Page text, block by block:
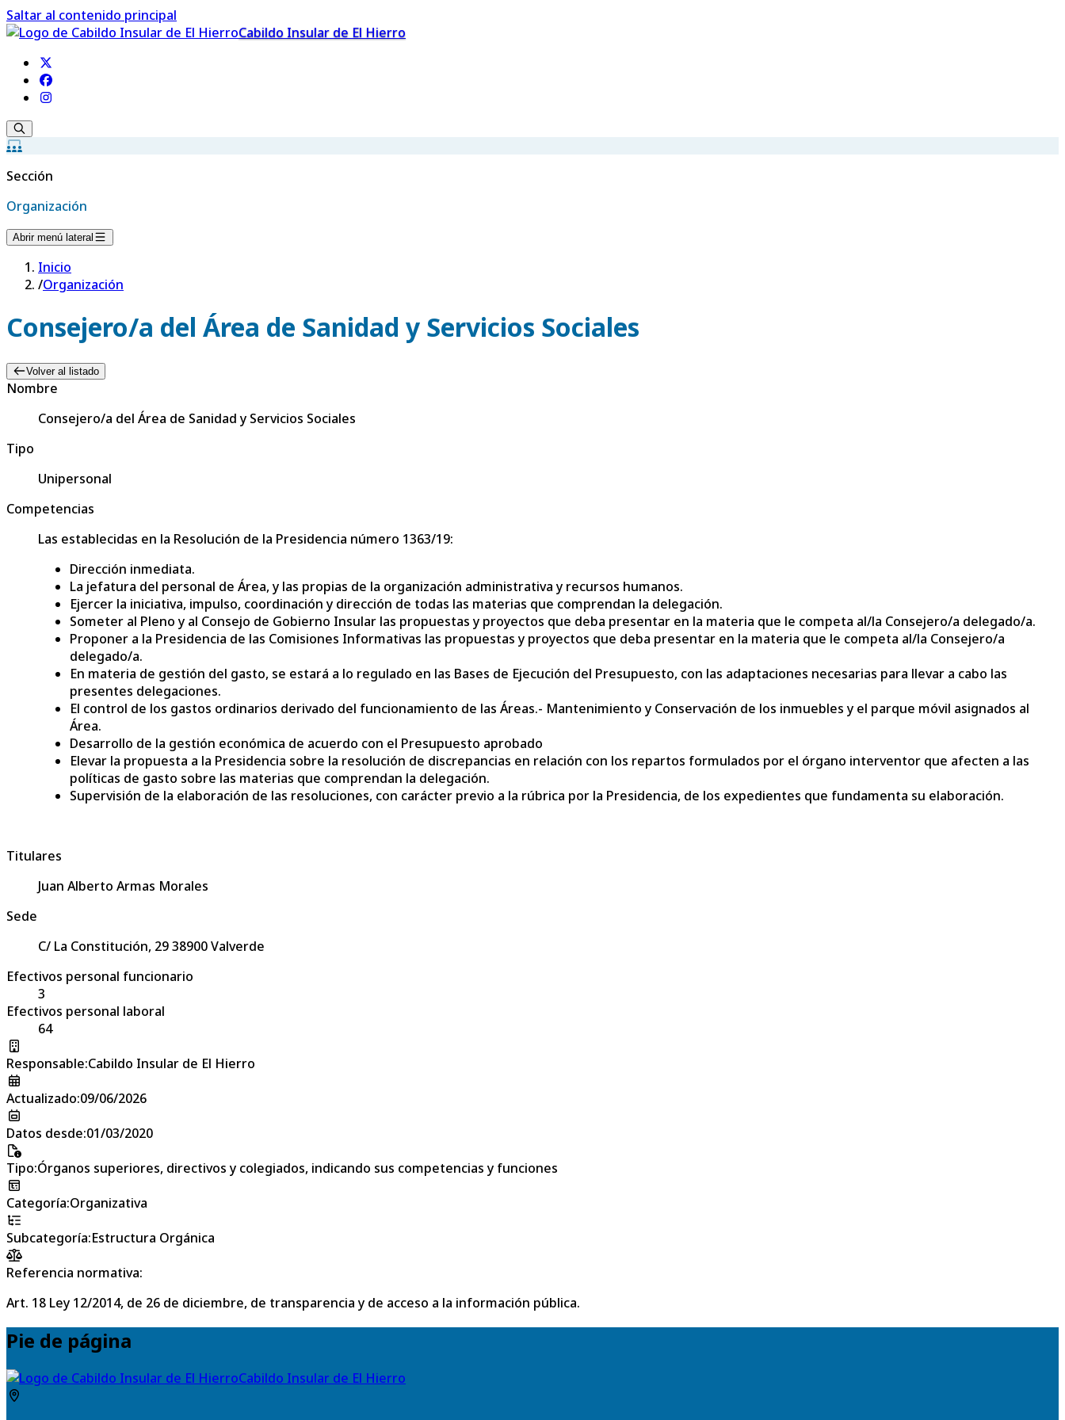
Saltar al contenido principal
Cabildo Insular de El Hierro
Sección
Organización
Abrir menú lateral
Inicio
/Organización
Consejero/a del Área de Sanidad y Servicios Sociales
Volver al listado
Nombre
Consejero/a del Área de Sanidad y Servicios Sociales
Tipo
Unipersonal
Competencias
Las establecidas en la Resolución de la Presidencia número 1363/19:
Dirección inmediata.
La jefatura del personal de Área, y las propias de la organización administrativa y recursos humanos.
Ejercer la iniciativa, impulso, coordinación y dirección de todas las materias que comprendan la delegación.
Someter al Pleno y al Consejo de Gobierno Insular las propuestas y proyectos que deba presentar en la materia que le competa al/la Consejero/a delegado/a.
Proponer a la Presidencia de las Comisiones Informativas las propuestas y proyectos que deba presentar en la materia que le competa al/la Consejero/a
delegado/a.
En materia de gestión del gasto, se estará a lo regulado en las Bases de Ejecución del Presupuesto, con las adaptaciones necesarias para llevar a cabo las
presentes delegaciones.
El control de los gastos ordinarios derivado del funcionamiento de las Áreas.- Mantenimiento y Conservación de los inmuebles y el parque móvil asignados al
Área.
Desarrollo de la gestión económica de acuerdo con el Presupuesto aprobado
Elevar la propuesta a la Presidencia sobre la resolución de discrepancias en relación con los repartos formulados por el órgano interventor que afecten a las
políticas de gasto sobre las materias que comprendan la delegación.
Supervisión de la elaboración de las resoluciones, con carácter previo a la rúbrica por la Presidencia, de los expedientes que fundamenta su elaboración.
Titulares
Juan Alberto Armas Morales
Sede
C/ La Constitución, 29 38900 Valverde
Efectivos personal funcionario
3
Efectivos personal laboral
64
Responsable:Cabildo Insular de El Hierro
Actualizado:09/06/2026
Datos desde:01/03/2020
Tipo:Órganos superiores, directivos y colegiados, indicando sus competencias y funciones
Categoría:Organizativa
Subcategoría:Estructura Orgánica
Referencia normativa:
Art. 18 Ley 12/2014, de 26 de diciembre, de transparencia y de acceso a la información pública.
Pie de página
Cabildo Insular de El Hierro